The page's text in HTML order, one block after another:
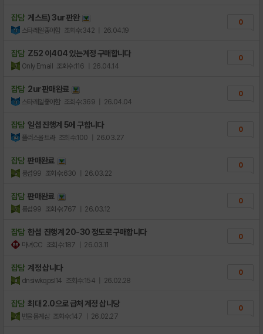
잡담 게스트) 3ur 판완
스타레일좋아함 조회수:342 | 26.04.19
0
잡담 Z52 이404 있는계정 구매합니다
Only Email 조회수:116 | 26.04.14
0
잡담 2ur 판매완료
스타레일좋아함 조회수:369 | 26.04.04
0
잡담 일섭 진행계 5에 구합니다
플러스울트라 조회수:100 | 26.03.27
0
잡담 판매완료
룽섭99 조회수:630 | 26.03.22
0
잡담 판매완료
룽섭99 조회수:767 | 26.03.12
0
잡담 한섭 진행계 20-30 정도로 구매합니다
마녀CC 조회수:187 | 26.03.11
0
잡담 계정 삽니다
dnsiwkqpsl14 조회수:154 | 26.02.28
0
잡담 최대 2.0으로 급처 계정 삽니당
번율몸계삼 조회수:147 | 26.02.27
0